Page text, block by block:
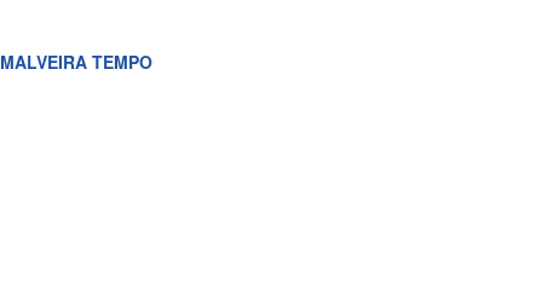
MALVEIRA TEMPO